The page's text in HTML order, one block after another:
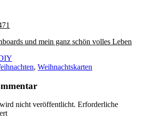
und mein ganz schön volles Leben
, Weihnachtskarten
nicht veröffentlicht. Erforderliche